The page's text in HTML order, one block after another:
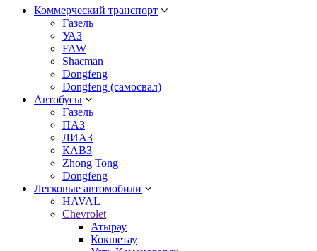
Коммерческий транспорт
Газель
УАЗ
FAW
Shacman
Dongfeng
Dongfeng (самосвал)
Автобусы
Газель
ПАЗ
ЛИАЗ
КАВЗ
Zhong Tong
Dongfeng
Легковые автомобили
HAVAL
Chevrolet
Атырау
Кокшетау